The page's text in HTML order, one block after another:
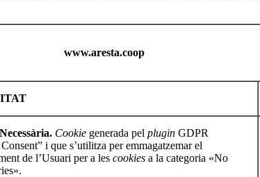
www.aresta.coop
Cookie generada pel plugin GDPR
i que s’utilitza per emmagatzemar el
de l’Usuari per a les cookies a la categoria «No